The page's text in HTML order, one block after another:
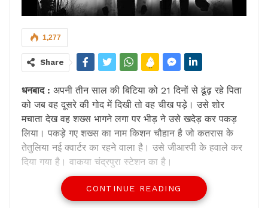
1,277
Share
धनबाद : अपनी तीन साल की बिटिया को 21 दिनों से ढूंढ़ रहे पिता
को जब वह दूसरे की गोद में दिखी तो वह चीख पड़े। उसे शोर
मचाता देख वह शख्स भागने लगा पर भीड़ ने उसे खदेड़ कर पकड़
लिया। पकड़े गए शख्स का नाम किशन चौहान है जो कतरास के
तेतुलिया नई क्वार्टर का रहने वाला है। उसे जीआरपी के हवाले कर
दिया गया है। वाकया चंद्रपुरा स्टेशन का है।
CONTINUE READING